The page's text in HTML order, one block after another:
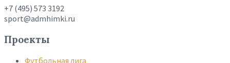
+7 (495) 573 3192
sport@admhimki.ru
Проекты
Футбольная лига